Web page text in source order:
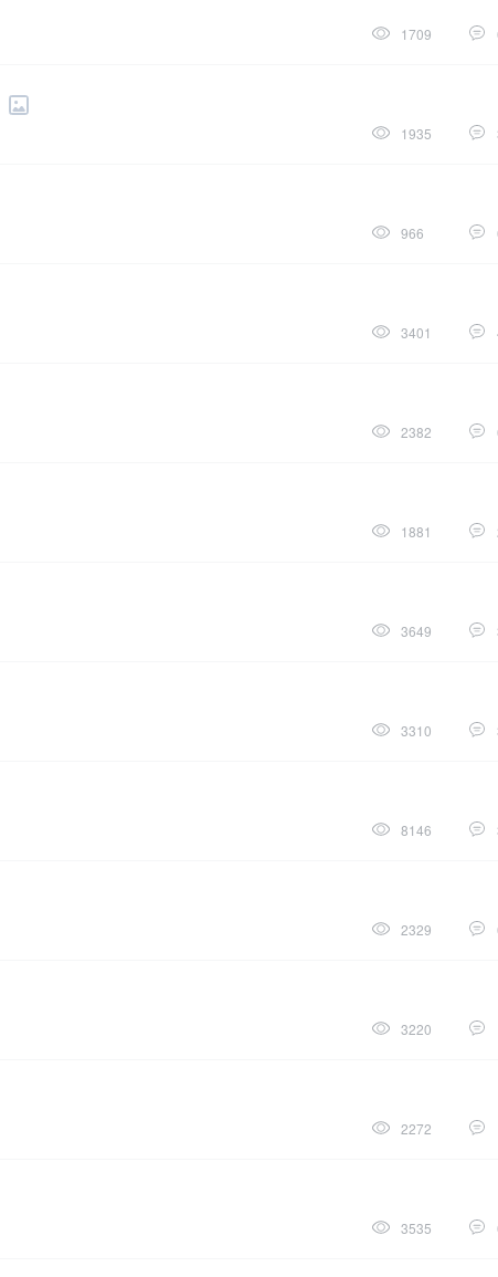
1709
1935
966
3401
2382
1881
3649
3310
8146
2329
3220
2272
3535